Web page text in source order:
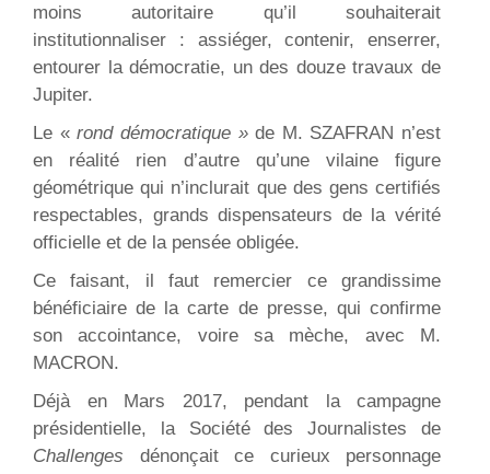
moins autoritaire qu’il souhaiterait
institutionnaliser : assiéger, contenir, enserrer,
entourer la démocratie, un des douze travaux de
Jupiter.
Le «rond démocratique »de M. SZAFRAN n’est
en réalité rien d’autre qu’une vilaine figure
géométrique qui n’inclurait que des gens certifiés
respectables, grands dispensateurs de la vérité
officielle et de la pensée obligée.
Ce faisant, il faut remercier ce grandissime
bénéficiaire de la carte de presse, qui confirme
son accointance, voire sa mèche, avec M.
MACRON.
Déjà en Mars 2017, pendant la campagne
présidentielle, la Société des Journalistes de
Challenges dénonçait ce curieux personnage